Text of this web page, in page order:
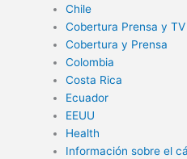
Chile
Cobertura Prensa y TV
Cobertura y Prensa
Colombia
Costa Rica
Ecuador
EEUU
Health
Información sobre el